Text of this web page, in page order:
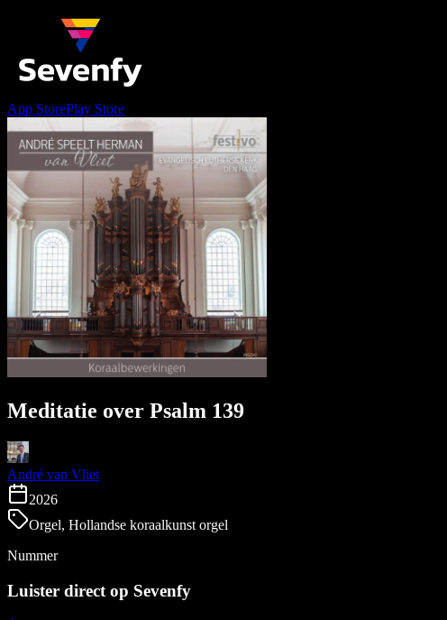
App StorePlay Store
Meditatie over Psalm 139
André van Vliet
2026
Orgel, Hollandse koraalkunst orgel
Nummer
Luister direct op Sevenfy